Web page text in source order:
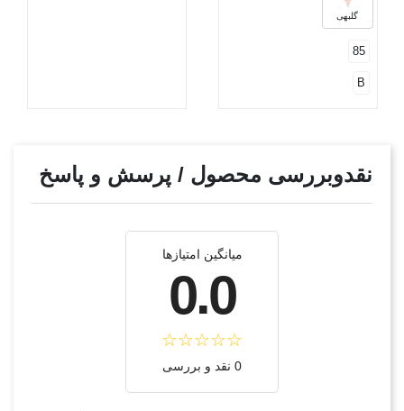
گلبهی
85
B
نقدوبررسی محصول / پرسش و پاسخ
میانگین امتیازها
0.0
0 نقد و بررسی